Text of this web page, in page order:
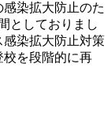
染拡大防止のた
としておりまし
染拡大防止対策
校を段階的に再